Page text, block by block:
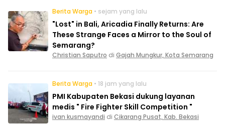
Berita Warga • sejam yang lalu
"Lost" in Bali, Aricadia Finally Returns: Are
These Strange Faces a Mirror to the Soul of
Semarang?
Christian Saputro di Gajah Mungkur, Kota Semarang
Berita Warga • 18 jam yang lalu
PMI Kabupaten Bekasi dukung layanan
medis " Fire Fighter Skill Competition "
ivan kusmayandi di Cikarang Pusat, Kab. Bekasi